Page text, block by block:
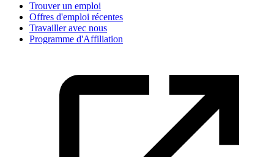
Trouver un emploi
Offres d'emploi récentes
Travailler avec nous
Programme d'Affiliation